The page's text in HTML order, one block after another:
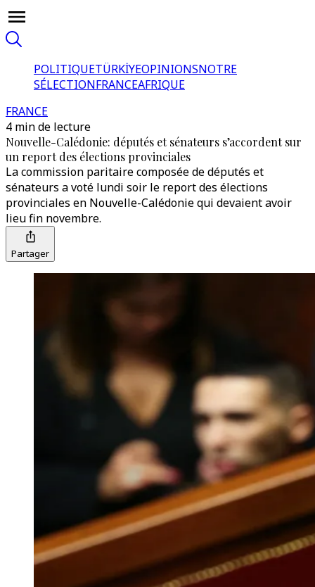
POLITIQUETÜRKİYEOPINIONSNOTRE
SÉLECTIONFRANCEAFRIQUE
FRANCE
4 min de lecture
Nouvelle-Calédonie: députés et sénateurs s’accordent sur
un report des élections provinciales
La commission paritaire composée de députés et
sénateurs a voté lundi soir le report des élections
provinciales en Nouvelle-Calédonie qui devaient avoir
lieu fin novembre.
Partager